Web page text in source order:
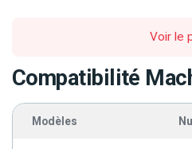
Voir le
Compatibilité
Modèles